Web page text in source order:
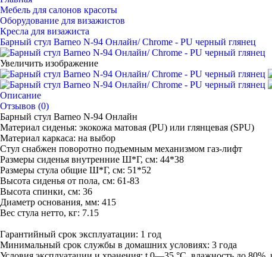
Мебель для салонов красоты
Оборудование для визажистов
Кресла для визажиста
Барный стул Barneo N-94 Онлайн/ Chrome - PU черный глянец
Увеличить изображение
Описание
Отзывов (0)
Барный стул Barneo N-94 Онлайн
Материал сиденья: экокожа матовая (PU) или глянцевая (SPU)
Материал каркаса: на выбор
Стул снабжен поворотно подъемным механизмом газ-лифт
Размеры сиденья внутренние Ш*Г, см: 44*38
Размеры стула общие Ш*Г, см: 51*52
Высота сиденья от пола, см: 61-83
Высота спинки, см: 36
Диаметр основания, мм: 415
Вес стула нетто, кг: 7.15
Гарантийный срок эксплуатации: 1 год
Минимальный срок службы в домашних условиях: 3 года